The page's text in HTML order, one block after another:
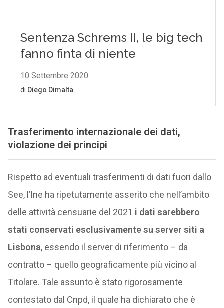
Trasferimento internazionale dei dati,
violazione dei principi
Rispetto ad eventuali trasferimenti di dati fuori dallo
See, l’Ine ha ripetutamente asserito che nell’ambito
delle attività censuarie del 2021 i dati sarebbero
stati conservati esclusivamente su server siti a
Lisbona, essendo il server di riferimento – da
contratto – quello geograficamente più vicino al
Titolare. Tale assunto è stato rigorosamente
contestato dal Cnpd, il quale ha dichiarato che è